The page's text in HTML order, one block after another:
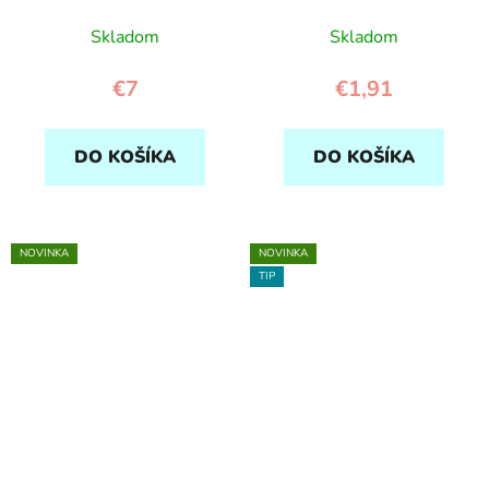
Skladom
€7
DO KOŠÍKA
Skladom
€1,91
DO KOŠÍKA
NOVINKA
NOVINKA
TIP